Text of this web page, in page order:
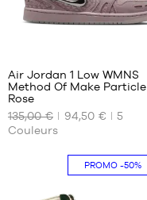
NOS
DISPONIBLES
Air Jordan 1 Low WMNS
Method Of Make Particle
Rose
135,00 €
94,50 €
5
Couleurs
PROMO-50%